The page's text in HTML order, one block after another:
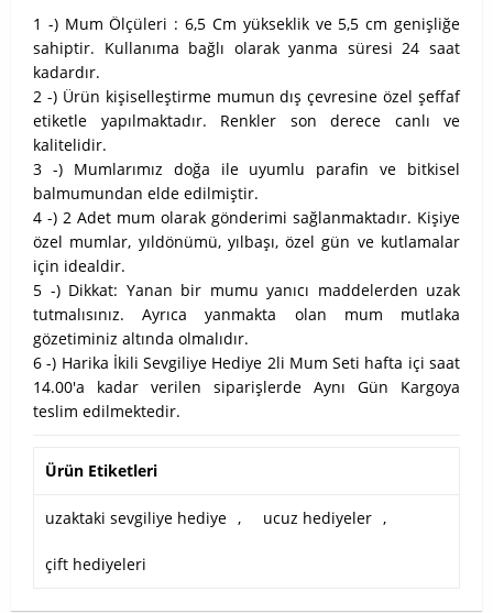
1 -) Mum Ölçüleri : 6,5 Cm yükseklik ve 5,5 cm genişliğe
sahiptir. Kullanıma bağlı olarak yanma süresi 24 saat
kadardır.
2 -) Ürün kişiselleştirme mumun dış çevresine özel şeffaf
etiketle yapılmaktadır. Renkler son derece canlı ve
kalitelidir.
3 -) Mumlarımız doğa ile uyumlu parafin ve bitkisel
balmumundan elde edilmiştir.
4 -) 2 Adet mum olarak gönderimi sağlanmaktadır. Kişiye
özel mumlar, yıldönümü, yılbaşı, özel gün ve kutlamalar
için idealdir.
5 -) Dikkat: Yanan bir mumu yanıcı maddelerden uzak
tutmalısınız. Ayrıca yanmakta olan mum mutlaka
gözetiminiz altında olmalıdır.
6 -) Harika İkili Sevgiliye Hediye 2li Mum Seti hafta içi saat
14.00'a kadar verilen siparişlerde Aynı Gün Kargoya
teslim edilmektedir.
Ürün Etiketleri
uzaktaki sevgiliye hediye , ucuz hediyeler ,
çift hediyeleri